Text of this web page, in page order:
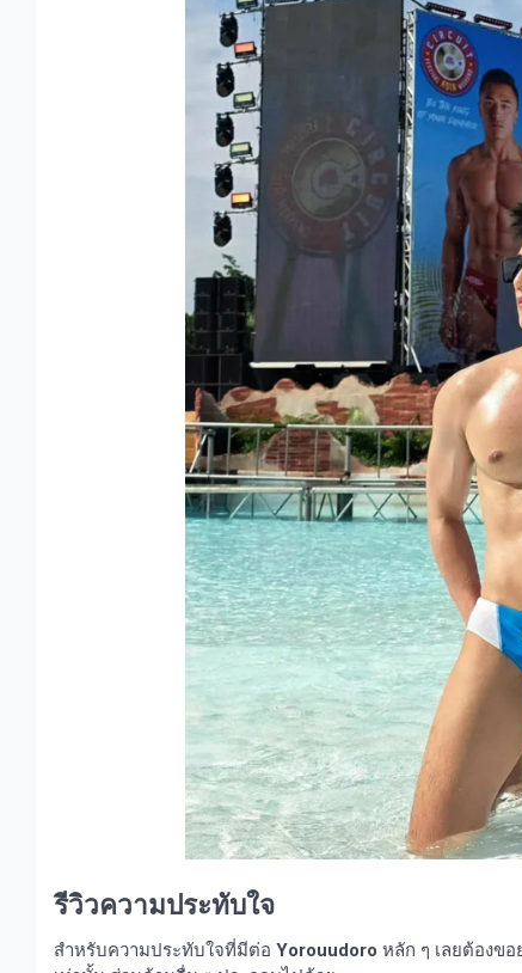
รีวิวความประทับใจ
สำหรับความประทับใจที่มีต่อ Yorouudoro หลัก ๆ เลยต้องข